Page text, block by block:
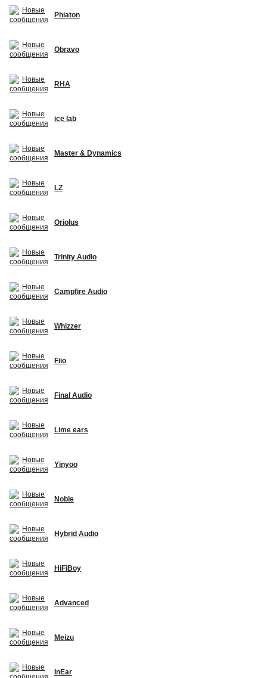
Phiaton
Obravo
RHA
ice lab
Master & Dynamics
LZ
Oriolus
Trinity Audio
Campfire Audio
Whizzer
Fiio
Final Audio
Lime ears
Yinyoo
Noble
Hybrid Audio
HiFiBoy
Advanced
Meizu
InEar